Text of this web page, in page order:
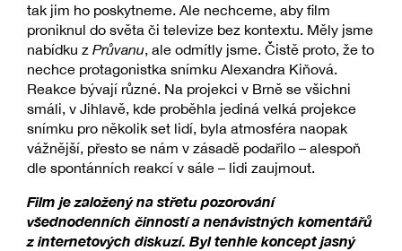
tak jim ho poskytneme. Ale nechceme, aby film
proniknul do světa či televize bez kontextu. Měly jsme
nabídku z Průvanu, ale odmítly jsme. Čistě proto, že to
nechce protagonistka snímku Alexandra Kiňová.
Reakce bývají různé. Na projekci v Brně se všichni
smáli, v Jihlavě, kde proběhla jediná velká projekce
snímku pro několik set lidí, byla atmosféra naopak
vážnější, přesto se nám v zásadě podařilo – alespoň
dle spontánních reakcí v sále – lidi zaujmout.
Film je založený na střetu pozorování
všednodenních činností a nenávistných komentářů
z internetových diskuzí. Byl tenhle koncept jasný